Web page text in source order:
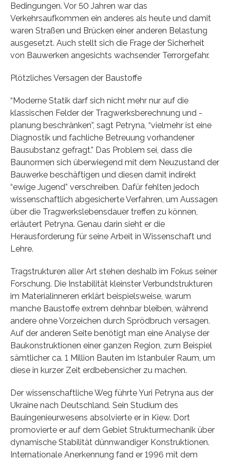
Bedingungen. Vor 50 Jahren war das
Verkehrsaufkommen ein anderes als heute und damit
waren Straßen und Brücken einer anderen Belastung
ausgesetzt. Auch stellt sich die Frage der Sicherheit
von Bauwerken angesichts wachsender Terrorgefahr.
Plötzliches Versagen der Baustoffe
“Moderne Statik darf sich nicht mehr nur auf die
klassischen Felder der Tragwerksberechnung und -
planung beschränken”, sagt Petryna, “vielmehr ist eine
Diagnostik und fachliche Betreuung vorhandener
Bausubstanz gefragt.” Das Problem sei, dass die
Baunormen sich überwiegend mit dem Neuzustand der
Bauwerke beschäftigen und diesen damit indirekt
“ewige Jugend” verschreiben. Dafür fehlten jedoch
wissenschaftlich abgesicherte Verfahren, um Aussagen
über die Tragwerkslebensdauer treffen zu können,
erläutert Petryna. Genau darin sieht er die
Herausforderung für seine Arbeit in Wissenschaft und
Lehre.
Tragstrukturen aller Art stehen deshalb im Fokus seiner
Forschung. Die Instabilität kleinster Verbundstrukturen
im Materialinneren erklärt beispielsweise, warum
manche Baustoffe extrem dehnbar bleiben, während
andere ohne Vorzeichen durch Sprödbruch versagen.
Auf der anderen Seite benötigt man eine Analyse der
Baukonstruktionen einer ganzen Region, zum Beispiel
sämtlicher ca. 1 Million Bauten im Istanbuler Raum, um
diese in kurzer Zeit erdbebensicher zu machen.
Der wissenschaftliche Weg führte Yuri Petryna aus der
Ukraine nach Deutschland. Sein Studium des
Bauingenieurwesens absolvierte er in Kiew. Dort
promovierte er auf dem Gebiet Strukturmechanik über
dynamische Stabilität dünnwandiger Konstruktionen.
Internationale Anerkennung fand er 1996 mit dem